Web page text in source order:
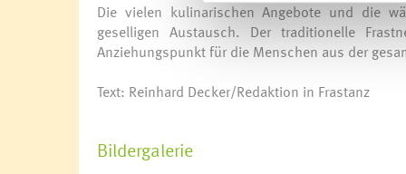
Die vielen kulinarischen Angebote und die
geselligen Austausch. Der traditionelle
Anziehungspunkt für die Menschen aus der
Text: Reinhard Decker/Redaktion in Frastanz
Bildergalerie